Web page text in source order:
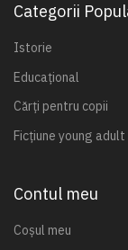
Categorii
Istorie
Educațional
Cărți pentru copii
Ficțiune young adult
Contul meu
Coșul meu